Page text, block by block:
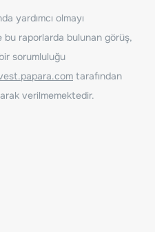
yardımcı olmayı
bu raporlarda bulunan görüş,
sorumluluğu
tarafından
verilmemektedir.